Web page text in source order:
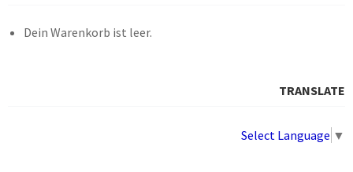
Dein Warenkorb ist leer.
TRANSLATE
Select Language ▼